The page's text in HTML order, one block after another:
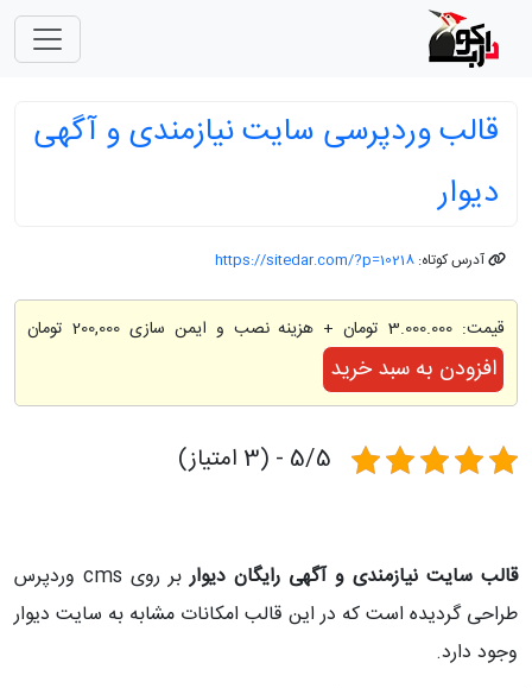
قالب وردپرسی سایت نیازمندی و آگهی
دیوار
آدرس کوتاه: https://sitedar.com/?p=10218
قیمت: 3.000.000 تومان + هزینه نصب و ایمن سازی 200,000 تومان
افزودن به سبد خرید
5/5 - (3 امتیاز)
قالب سایت نیازمندی و آگهی رایگان دیوار
بر روی cms وردپرس
طراحی گردیده است که در این قالب امکانات مشابه به سایت دیوار
وجود دارد.